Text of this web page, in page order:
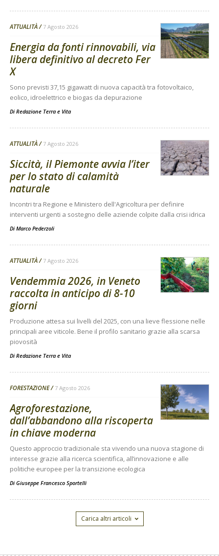
ATTUALITÀ 7 Agosto 2026
Energia da fonti rinnovabili, via
libera definitivo al decreto Fer
X
Sono previsti 37,15 gigawatt di nuova capacità tra fotovoltaico,
eolico, idroelettrico e biogas da depurazione
Di Redazione Terra e Vita
ATTUALITÀ 7 Agosto 2026
Siccità, il Piemonte avvia l’iter
per lo stato di calamità
naturale
Incontri tra Regione e Ministero dell'Agricoltura per definire
interventi urgenti a sostegno delle aziende colpite dalla crisi idrica
Di Marco Pederzoli
ATTUALITÀ 7 Agosto 2026
Vendemmia 2026, in Veneto
raccolta in anticipo di 8-10
giorni
Produzione attesa sui livelli del 2025, con una lieve flessione nelle
principali aree viticole. Bene il profilo sanitario grazie alla scarsa
piovosità
Di Redazione Terra e Vita
FORESTAZIONE 7 Agosto 2026
Agroforestazione,
dall’abbandono alla riscoperta
in chiave moderna
Questo approccio tradizionale sta vivendo una nuova stagione di
interesse grazie alla ricerca scientifica, all’innovazione e alle
politiche europee per la transizione ecologica
Di Giuseppe Francesco Sportelli
Carica altri articoli